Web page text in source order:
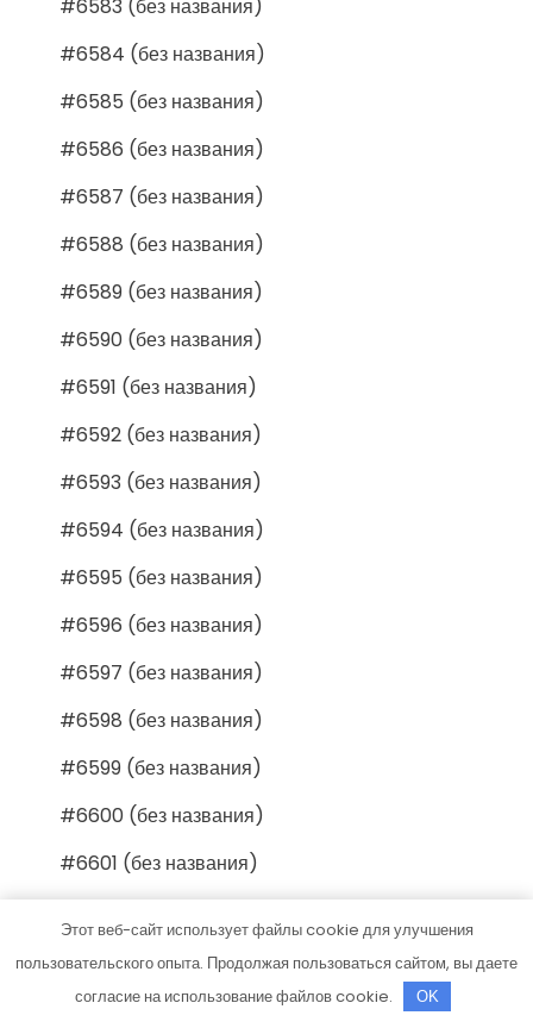
#6583 (без названия)
#6584 (без названия)
#6585 (без названия)
#6586 (без названия)
#6587 (без названия)
#6588 (без названия)
#6589 (без названия)
#6590 (без названия)
#6591 (без названия)
#6592 (без названия)
#6593 (без названия)
#6594 (без названия)
#6595 (без названия)
#6596 (без названия)
#6597 (без названия)
#6598 (без названия)
#6599 (без названия)
#6600 (без названия)
#6601 (без названия)
#6603 (без названия)
#6604 (без названия)
Этот веб-сайт использует файлы cookie для улучшения
пользовательского опыта. Продолжая пользоваться сайтом, вы даете
согласие на использование файлов cookie.
OK